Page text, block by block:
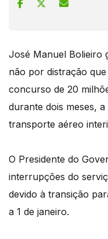
José Manuel Bolieiro
não por distração
concurso de 20
durante dois meses,
transporte aéreo
O Presidente do
interrupções do
devido à transição
a 1 de janeiro.